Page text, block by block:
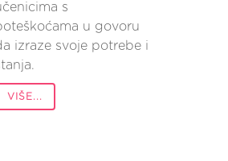
s
u govoru
izraze svoje potrebe i
VIŠE...